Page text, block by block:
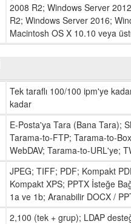
2008 R2; Windows Server
R2; Windows Server 2016;
Macintosh OS X 10.10 veya
Tek taraflı 100/100 ipm'ye
kadar
E-Posta'ya Tara (Bana Tara);
Tarama-to-FTP; Tarama-to-
WebDAV; Tarama-to-URL'ye;
JPEG; TIFF; PDF; Kompakt
Kompakt XPS; PPTX İsteğe
1a ve 1b; Aranabilir DOCX /
2,100 (tek + grup); LDAP